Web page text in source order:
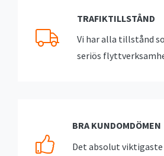
TRAFIKTILLSTÅND
Vi har alla tillstånd
seriös
BRA KUNDOMDÖMEN
Det absolut